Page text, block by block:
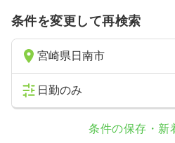
条件を変更して再検索
宮崎県日南市
日勤のみ
条件の保存・新